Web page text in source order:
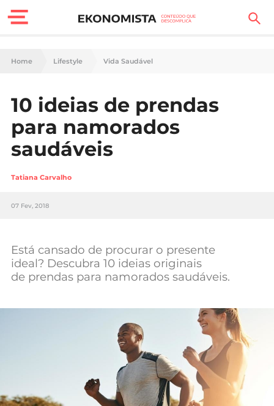
Finanças Pessoais
Carreira
Casa
Lifestyle
Sociedade
Negócios
Mundial 2026
Home Lifestyle Vida Saudável
10 ideias de prendas
para namorados
saudáveis
Tatiana Carvalho
07 Fev, 2018
Está cansado de procurar o presente
ideal? Descubra 10 ideias originais
de prendas para namorados saudáveis.